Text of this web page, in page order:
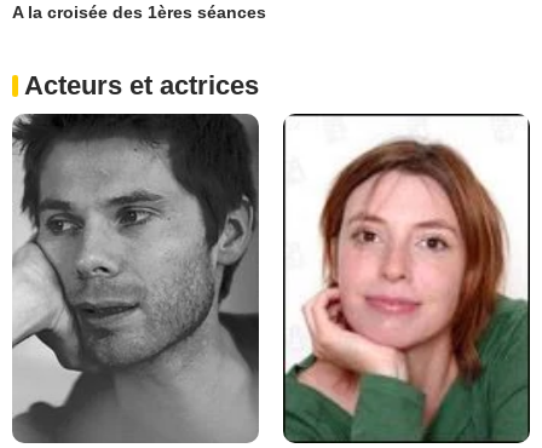
A la croisée des 1ères séances
Acteurs et actrices